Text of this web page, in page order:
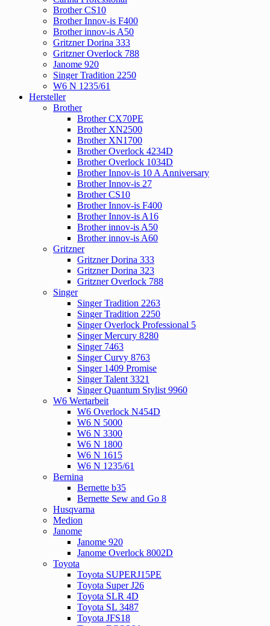
Brother CS10
Brother Innov-is F400
Brother innov-is A50
Gritzner Dorina 333
Gritzner Overlock 788
Janome 920
Singer Tradition 2250
W6 N 1235/61
Hersteller
Brother
Brother CX70PE
Brother XN2500
Brother XN1700
Brother Overlock 4234D
Brother Overlock 1034D
Brother Innov-is 10 A Anniversary
Brother Innov-is 27
Brother CS10
Brother Innov-is F400
Brother Innov-is A16
Brother innov-is A50
Brother innov-is A60
Gritzner
Gritzner Dorina 333
Gritzner Dorina 323
Gritzner Overlock 788
Singer
Singer Tradition 2263
Singer Tradition 2250
Singer Overlock Professional 5
Singer Mercury 8280
Singer 7463
Singer Curvy 8763
Singer 1409 Promise
Singer Talent 3321
Singer Quantum Stylist 9960
W6 Wertarbeit
W6 Overlock N454D
W6 N 5000
W6 N 3300
W6 N 1800
W6 N 1615
W6 N 1235/61
Bernina
Bernette b35
Bernette Sew and Go 8
Husqvarna
Medion
Janome
Janome 920
Janome Overlock 8002D
Toyota
Toyota SUPERJ15PE
Toyota Super J26
Toyota SLR 4D
Toyota SL 3487
Toyota JFS18